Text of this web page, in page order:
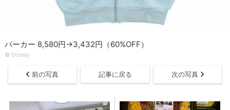
パーカー 8,580円→3,432円（60%OFF）
© ︎Disney
前の写真 記事に戻る 次の写真